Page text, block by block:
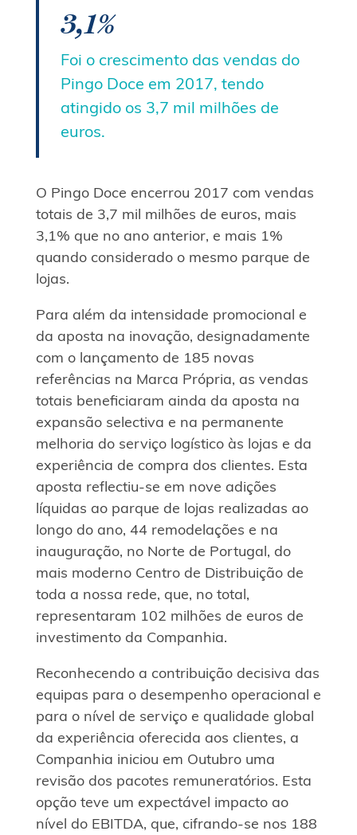
3,1%
Foi o crescimento das vendas do
Pingo Doce em 2017, tendo
atingido os 3,7 mil milhões de
euros.
O Pingo Doce encerrou 2017 com vendas
totais de 3,7 mil milhões de euros, mais
3,1% que no ano anterior, e mais 1%
quando considerado o mesmo parque de
lojas.
Para além da intensidade promocional e
da aposta na inovação, designadamente
com o lançamento de 185 novas
referências na Marca Própria, as vendas
totais beneficiaram ainda da aposta na
expansão selectiva e na permanente
melhoria do serviço logístico às lojas e da
experiência de compra dos clientes. Esta
aposta reflectiu-se em nove adições
líquidas ao parque de lojas realizadas ao
longo do ano, 44 remodelações e na
inauguração, no Norte de Portugal, do
mais moderno Centro de Distribuição de
toda a nossa rede, que, no total,
representaram 102 milhões de euros de
investimento da Companhia.
Reconhecendo a contribuição decisiva das
equipas para o desempenho operacional e
para o nível de serviço e qualidade global
da experiência oferecida aos clientes, a
Companhia iniciou em Outubro uma
revisão dos pacotes remuneratórios. Esta
opção teve um expectável impacto ao
nível do EBITDA, que, cifrando-se nos 188